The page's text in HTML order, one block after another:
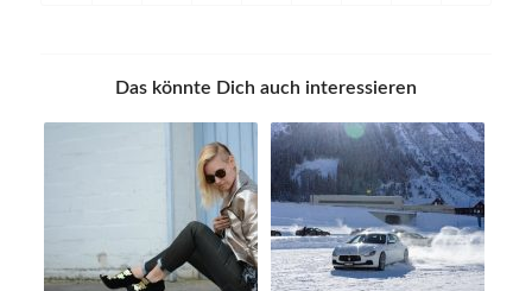
Das könnte Dich auch interessieren